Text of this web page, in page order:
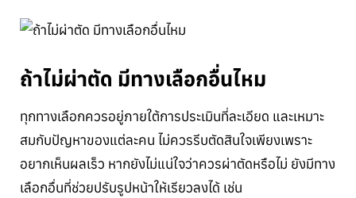
ถ้าไม่ผ่าตัด มีทางเลือกอื่นไหม
ทุกทางเลือกควรอยู่ภายใต้การประเมินที่ละเอียด และเหมาะ
สมกับปัญหาของแต่ละคน ไม่ควรรีบตัดสินใจเพียงเพราะ
อยากเห็นผลเร็ว หากยังไม่แน่ใจว่าควรผ่าตัดหรือไม่ ยังมีทาง
เลือกอื่นที่ช่วยปรับรูปหน้าให้เรียวลงได้ เช่น